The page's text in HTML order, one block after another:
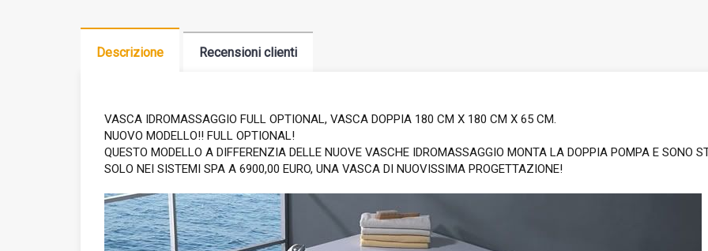
Descrizione Recensioni clienti
VASCA IDROMASSAGGIO FULL OPTIONAL, VASCA DOPPIA 180 CM X 180 CM X 65 CM.
NUOVO MODELLO!! FULL OPTIONAL!
QUESTO MODELLO A DIFFERENZIA DELLE NUOVE VASCHE IDROMASSAGGIO MONTA LA DOPPIA POMPA E SONO
SOLO NEI SISTEMI SPA A 6900,00 EURO, UNA VASCA DI NUOVISSIMA PROGETTAZIONE!